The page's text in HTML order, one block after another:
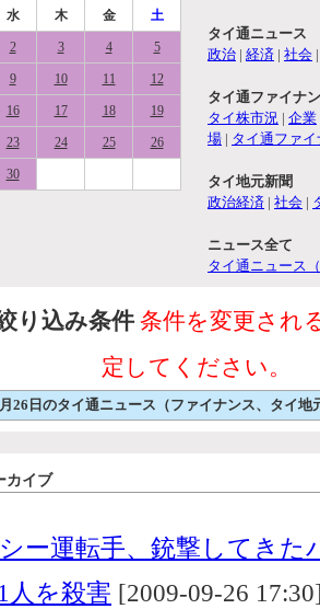
水 木 金 土
2 3 4 5
9 10 11 12
16 17 18 19
23 24 25 26
30
タイ通ニュース
政治 | 経済 | 社会
タイ通ファイナ
タイ株市況 | 企業
場 | タイ通ファ
タイ地元新聞
政治経済 | 社会 |
ニュース全て
タイ通ニュース
り込み条件 条件を変更され
定してください。
26日のタイ通ニュース（ファイナンス、タイ地
カイブ
ー運転手、銃撃してきた
人を殺害 [2009-09-26